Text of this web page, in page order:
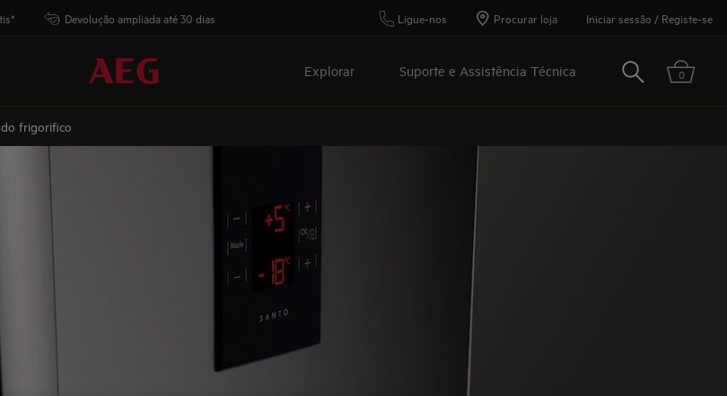
Devolução ampliada até 30 dias Ligue-nos Procurar loja Iniciar sessão / Registe-se
Explorar Suporte e Assistência Técnica Pesquisar
0
frigorifico